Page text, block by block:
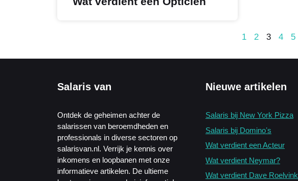
1 2 3 4 5
Salaris van
Ontdek de geheimen achter de
salarissen van beroemdheden en
professionals in diverse sectoren op
salarisvan.nl. Verrijk je kennis over
inkomens en loopbanen met onze
informatieve artikelen. De ultieme
Nieuwe artikelen
Salaris bij New York Pizza
Salaris bij Dominoʼs
Wat verdient een Acteur
Wat verdient Neymar?
Wat verdient Dave Roelvink